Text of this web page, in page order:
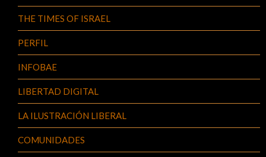
THE TIMES OF ISRAEL
PERFIL
INFOBAE
LIBERTAD DIGITAL
LA ILUSTRACIÓN LIBERAL
COMUNIDADES